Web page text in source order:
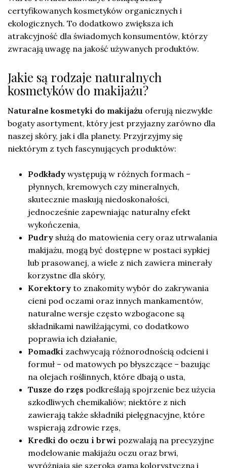
certyfikowanych kosmetyków organicznych i
ekologicznych. To dodatkowo zwiększa ich
atrakcyjność dla świadomych konsumentów, którzy
zwracają uwagę na jakość używanych produktów.
Jakie są rodzaje naturalnych
kosmetyków do makijażu?
Naturalne kosmetyki do makijażu oferują niezwykle
bogaty asortyment, który jest przyjazny zarówno dla
naszej skóry, jak i dla planety. Przyjrzyjmy się
niektórym z tych fascynujących produktów:
Podkłady występują w różnych formach –
płynnych, kremowych czy mineralnych,
skutecznie maskują niedoskonałości,
jednocześnie zapewniając naturalny efekt
wykończenia,
Pudry służą do matowienia cery oraz utrwalania
makijażu, mogą być dostępne w postaci sypkiej
lub prasowanej, a wiele z nich zawiera minerały
korzystne dla skóry,
Korektory to znakomity wybór do zakrywania
cieni pod oczami oraz innych mankamentów,
naturalne wersje często wzbogacone są
składnikami nawilżającymi, co dodatkowo
poprawia ich działanie,
Pomadki zachwycają różnorodnością odcieni i
formuł – od matowych po błyszczące – bazując
na olejach roślinnych, które dbają o usta,
Tusze do rzęs podkreślają spojrzenie bez użycia
szkodliwych chemikaliów; niektóre z nich
zawierają także składniki pielęgnacyjne, które
wspierają zdrowie rzęs,
Kredki do oczu i brwi pozwalają na precyzyjne
modelowanie makijażu oczu oraz brwi,
wyróżniają się szeroką gamą kolorystyczną i